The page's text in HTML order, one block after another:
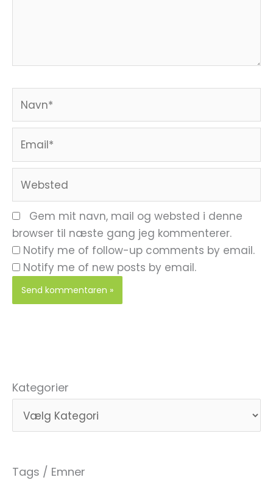
Gem mit navn, mail og websted i denne
browser til næste gang jeg kommenterer.
Notify me of follow-up comments by email.
Notify me of new posts by email.
Kategorier
Tags / Emner